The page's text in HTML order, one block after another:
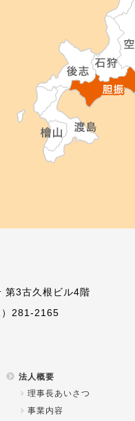
第3古久根ビル4階
）281-2165
法人概要
理事長あいさつ
事業内容